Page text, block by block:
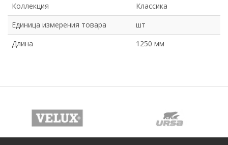
Коллекция
Классика
Единица измерения товара
шт
Длина
1250 мм